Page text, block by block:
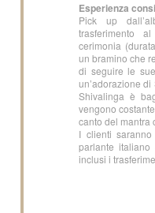
Esperienza
Pick up
trasferimento
cerimonia
un bramino che
di seguire le
un’adorazione
Shivalinga è
vengono
canto del mantra
I clienti
parlante
inclusi i